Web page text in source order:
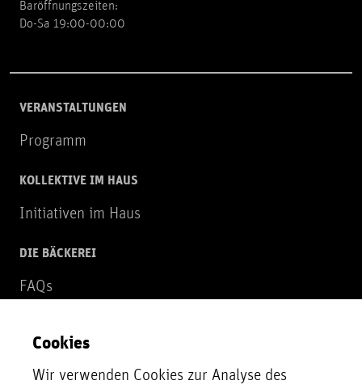
Baröffnungszeiten:
Do-Sa 19:00-00:00
VERANSTALTUNGEN
Programm
KOLLEKTIVE IM HAUS
Initiativen im Haus
DIE BÄCKEREI
FAQs
NEWSLETTER
Zur Newsletter Anmeldung
Cookies
Wir verwenden Cookies zur Analyse des